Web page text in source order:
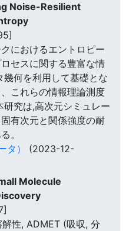
Noise-Resilient
におけるエントロピー
セスに関する豊富な情
何を利用して基礎とな
これらの情報理論測度
究は,高次元シミュレー
有次元と関係強度の耐
。
タ）
(2023-12-
Molecule
性, ADMET (吸収, 分